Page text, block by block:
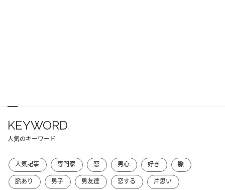
KEYWORD
人気のキーワード
人気記事 専門家 恋 男心 好き
脈
脈あり
男子 男友達 恋する 片思い